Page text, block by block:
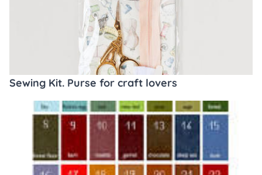
Sewing Kit. Purse for craft lovers